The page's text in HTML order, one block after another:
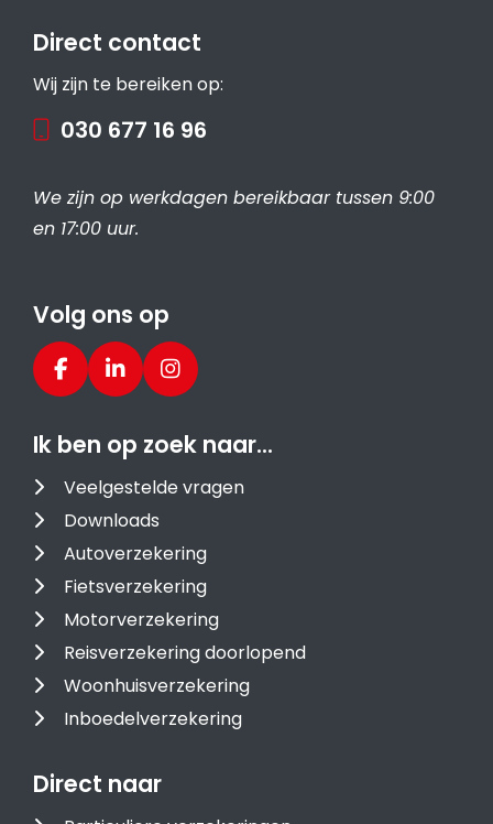
Direct contact
Wij zijn te bereiken op:
030 677 16 96
We zijn op werkdagen bereikbaar tussen 9:00
en 17:00 uur.
Volg ons op
Ik ben op zoek naar…
Veelgestelde vragen
Downloads
Autoverzekering
Fietsverzekering
Motorverzekering
Reisverzekering doorlopend
Woonhuisverzekering
Inboedelverzekering
Direct naar